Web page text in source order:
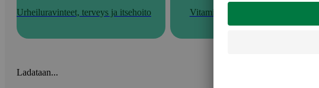
Urheiluravinteet, terveys ja itsehoito Vitamiinit
Ladataan...